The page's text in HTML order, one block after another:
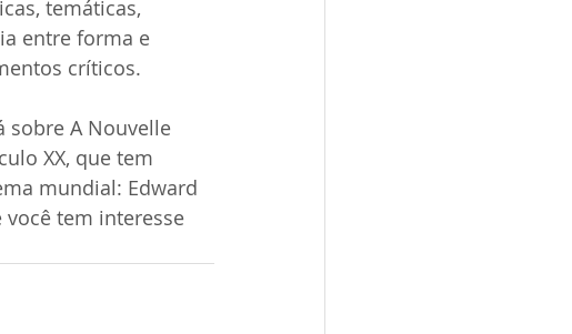
temáticas,
entre forma e
críticos.
sobre A Nouvelle
XX, que tem
mundial: Edward
você tem interesse